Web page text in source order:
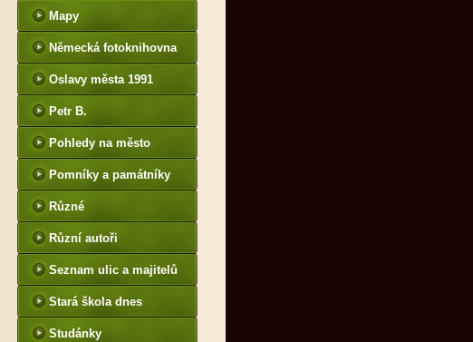
Mapy
Německá fotoknihovna
http://www.deutschefotot
hek.de
Oslavy města 1991
Petr B.
(PB14.zonerama.com,
takatiky.rajce.idnes.cz)
Pohledy na město
Pomníky a památníky
Různé
Různí autoři
Seznam ulic a majitelů
Stará škola dnes
Studánky